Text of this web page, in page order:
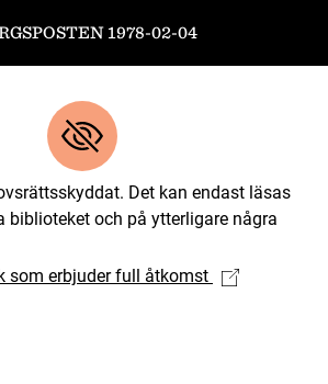
1978-02-04
Det kan endast läsas
biblioteket och på ytterligare några
som erbjuder full åtkomst